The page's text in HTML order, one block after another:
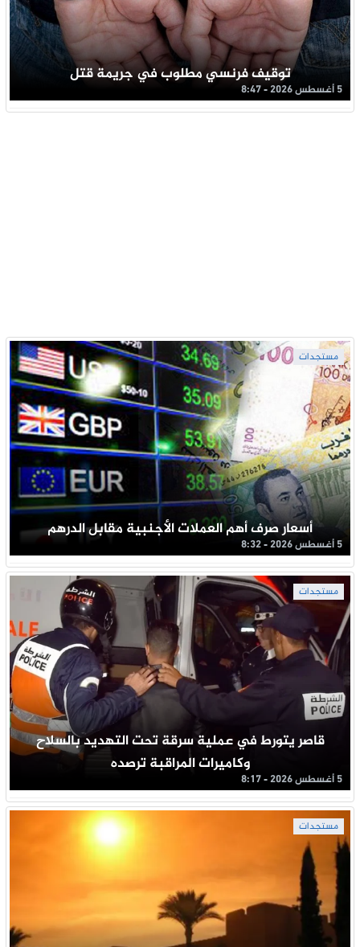
توقيف فرنسي مطلوب في جريمة قتل
5 أغسطس 2026 - 8:47
مستجدات
أسعار صرف أهم العملات الأجنبية مقابل الدرهم
5 أغسطس 2026 - 8:32
مستجدات
قاصر يتورط في عملية سرقة تحت التهديد بالسلاح
وكاميرات المراقبة ترصده
5 أغسطس 2026 - 8:17
مستجدات